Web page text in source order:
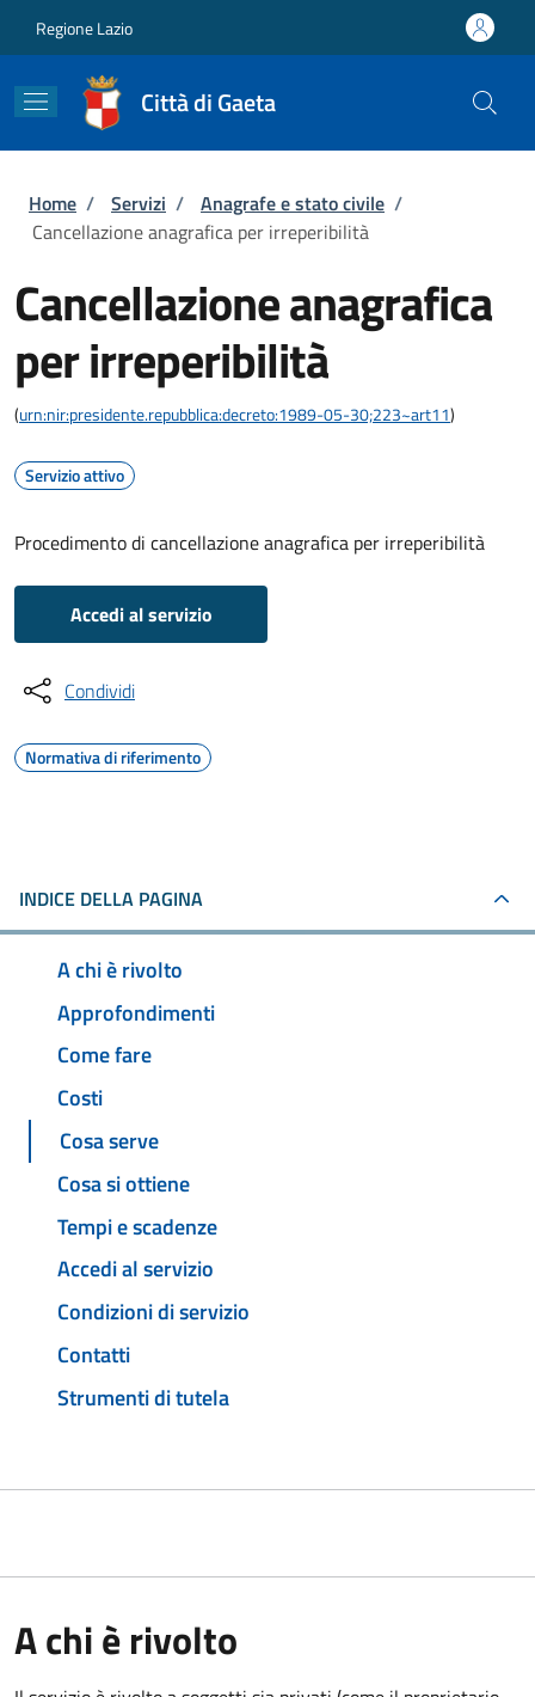
Regione Lazio
Città di Gaeta
Briciole di pane
Home / Servizi / Anagrafe e stato civile /
Cancellazione anagrafica per irreperibilità
Cancellazione anagrafica
per irreperibilità
(urn:nir:presidente.repubblica:decreto:1989-05-30;223~art11)
Servizio attivo
Procedimento di cancellazione anagrafica per irreperibilità
Accedi al servizio
Condividi
Normativa di riferimento
INDICE DELLA PAGINA
A chi è rivolto
Approfondimenti
Come fare
Costi
Cosa serve
Cosa si ottiene
Tempi e scadenze
Accedi al servizio
Condizioni di servizio
Contatti
Strumenti di tutela
A chi è rivolto